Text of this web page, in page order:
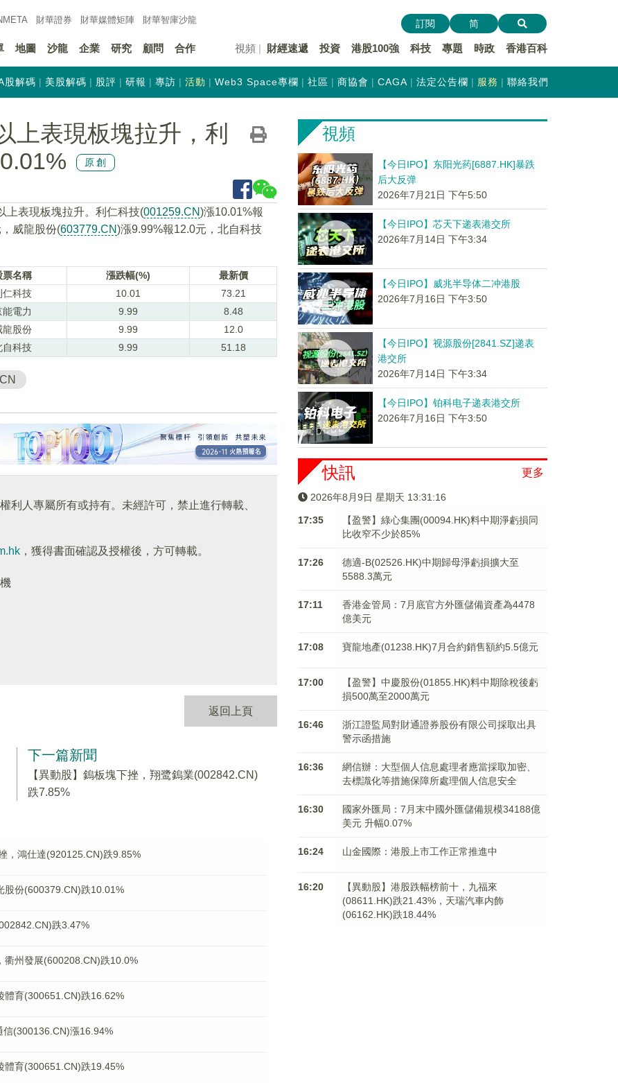
財華證券 財華媒體矩陣 財華智庫沙龍
地圖 沙龍 企業 研究 顧問 合作 視頻 財經速遞 投資 港股100強 科技 專題 時政 香港百科
訂閱 简
股解碼 美股解碼 股評 研報 專訪 活動 Web3 Space專欄 社區 商協會 CAGA 法定公告欄 服務 聯絡我們
上表現板塊拉升，利
原創
上表現板塊拉升。利仁科技(001259.CN)漲10.01%報
威龍股份(603779.CN)漲9.99%報12.0元，北自科技
票名稱 漲跌幅(%)
最新價
仁科技 10.01
73.21
能電力 9.99
8.48
龍股份 9.99
12.0
自科技 9.99 51.18
利人專屬所有或持有。未經許可，禁止進行轉載、
，獲得書面確認及授權後，方可轉載。
返回上頁
下一篇新聞
【異動股】鎢板塊下挫，翔鹭鎢業(002842.CN)
跌7.85%
，鴻仕達(920125.CN)跌9.85%
股份(600379.CN)跌10.01%
跌3.47%
衢州發展(600208.CN)跌10.0%
體育(300651.CN)跌16.62%
信(300136.CN)漲16.94%
體育(300651.CN)跌19.45%
視頻
【今日IPO】东阳光药[6887.HK]暴跌
后大反弹
2026年7月21日 下午5:50
【今日IPO】芯天下递表港交所
2026年7月14日 下午3:34
【今日IPO】威兆半导体二冲港股
2026年7月16日 下午3:50
【今日IPO】视源股份[2841.SZ]递表
港交所
2026年7月14日 下午3:34
【今日IPO】铂科电子递表港交所
2026年7月16日 下午3:50
更多
快訊
2026年8月9日 星期天 13:31:17
17:35
【盈警】綠心集團(00094.HK)料中期淨虧損同
比收窄不少於85%
17:26
德適-B(02526.HK)中期歸母淨虧損擴大至
5588.3萬元
17:11
香港金管局：7月底官方外匯儲備資產為4478
億美元
17:08 寶龍地產(01238.HK)7月合約銷售額約5.5億元
17:00
【盈警】中慶股份(01855.HK)料中期除稅後虧
損500萬至2000萬元
16:46
浙江證監局對財通證券股份有限公司採取出具
警示函措施
16:36
網信辦：大型個人信息處理者應當採取加密、
去標識化等措施保障所處理個人信息安全
16:30
國家外匯局：7月末中國外匯儲備規模34188億
美元 升幅0.07%
16:24 山金國際：港股上市工作正常推進中
16:20
【異動股】港股跌幅榜前十，九福來
(08611.HK)跌21.43%，天瑞汽車内飾
(06162.HK)跌18.44%